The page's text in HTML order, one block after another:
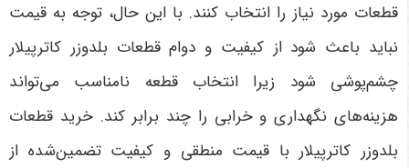
قطعات مورد نیاز را انتخاب کنند. با این حال، توجه به قیمت
نباید باعث شود از کیفیت و دوام قطعات بلدوزر کاترپیلار
چشم‌پوشی شود زیرا انتخاب قطعه نامناسب می‌تواند
هزینه‌های نگهداری و خرابی را چند برابر کند. خرید قطعات
بلدوزر کاترپیلار با قیمت منطقی و کیفیت تضمین‌شده از